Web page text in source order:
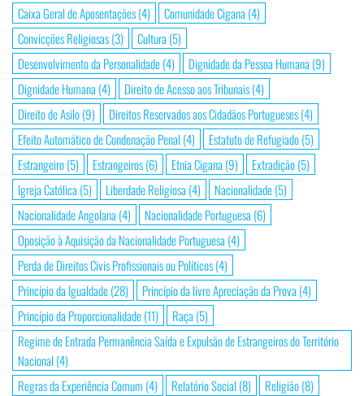
Caixa Geral de Aposentações(4) Comunidade Cigana (4)
Convicções Religiosas(3) Cultura (5)
Desenvolvimento da Personalidade(4) Dignidade da Pessoa Humana (9)
Dignidade Humana (4) Direito de Acesso aos Tribunais(4)
Direito de Asilo(9) Direitos Reservados aos Cidadãos Portugueses(4)
Efeito Automático de Condenação Penal (4) Estatuto de Refugiado(5)
Estrangeiro(5) Estrangeiros(6) Etnia Cigana (9) Extradição(5)
Igreja Católica (5) Liberdade Religiosa (4) Nacionalidade(5)
Nacionalidade Angolana (4) Nacionalidade Portuguesa (6)
Oposição à Aquisição da Nacionalidade Portuguesa (4)
Perda de Direitos Civis Profissionais ou Políticos(4)
Princípio da Igualdade(28) Princípio da livre Apreciação da Prova (4)
Princípio da Proporcionalidade(11) Raça (5)
Regime de Entrada Permanência Saída e Expulsão de Estrangeiros do Território
Nacional (4)
Regras da Experiência Comum (4) Relatório Social (8) Religião(8)